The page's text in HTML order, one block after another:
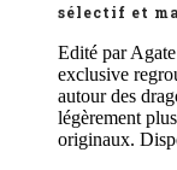
sélectif et
Edité par
exclusive
autour des
légèrement
originaux.